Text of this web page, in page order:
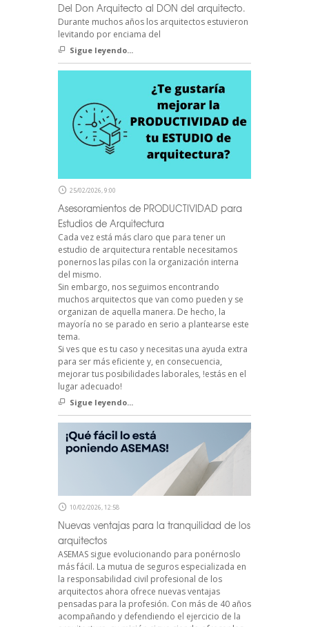
Del Don Arquitecto al DON del arquitecto.
Durante muchos años los arquitectos estuvieron
levitando por enciama del
Sigue leyendo...
25/02/2026, 9:00
Asesoramientos de PRODUCTIVIDAD para
Estudios de Arquitectura
Cada vez está más claro que para tener un
estudio de arquitectura rentable necesitamos
ponernos las pilas con la organización interna
del mismo.
Sin embargo, nos seguimos encontrando
muchos arquitectos que van como pueden y se
organizan de aquella manera. De hecho, la
mayoría no se parado en serio a plantearse este
tema.
Si ves que es tu caso y necesitas una ayuda extra
para ser más eficiente y, en consecuencia,
mejorar tus posibilidades laborales, !estás en el
lugar adecuado!
Sigue leyendo...
10/02/2026, 12:58
Nuevas ventajas para la tranquilidad de los
arquitectos
ASEMAS sigue evolucionando para ponérnoslo
más fácil. La mutua de seguros especializada en
la responsabilidad civil profesional de los
arquitectos ahora ofrece nuevas ventajas
pensadas para la profesión. Con más de 40 años
acompañando y defendiendo el ejercicio de la